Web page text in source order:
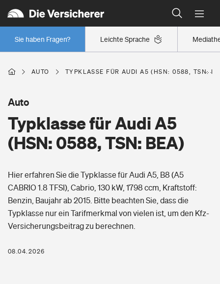
Leichte Sprache
Sie haben Fragen?
Wer versichert was: Jetzt Versicherer finden
Regionalklassen: So ist Ihre Region eingestuft
Wer versichert was: Jetzt Versicherer finden
Berufsunfähigkeitsversicherung
Erwerbsunfähigkeitsversicherung
Grundfähigkeitsversicherung
Arbeitsrechtsschutz
Berufshaftpflichtversicherung
Zur Übersicht
Wohnen
Elementarversicherung
Freizeit
Pri­vate Haft­pflicht­
Gesundheit
Private Krankenversicherung
AUTO TYPKLASSE FÜR AUDI A5 (HSN: 0588, TSN:
Typklasse für Audi A5
(HSN: 0588, TSN: BEA)
Auto
Hier erfahren Sie die Typklasse für Audi A5, B8 (A5
CABRIO 1.8 TFSI), Cabrio, 130 kW, 1798 ccm, Kraftstoff:
Benzin, Baujahr ab 2015. Bitte beachten Sie, dass die
Typklasse nur ein Tarifmerkmal von vielen ist, um den Kfz-
Versicherungsbeitrag zu berechnen.
08.04.2026